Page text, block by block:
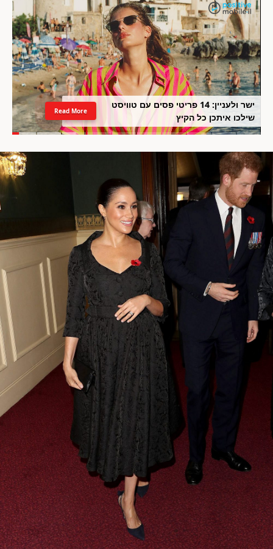
ישר ולעניין: 14 פריטי פסים עם טוויסט
שילכו איתכן כל הקיץ
Read More